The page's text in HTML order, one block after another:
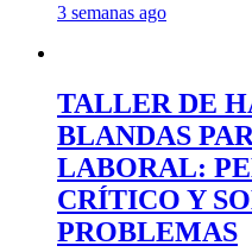
3 semanas ago
TALLER DE
BLANDAS
LABORAL:
CRÍTICO Y
PROBLEMAS